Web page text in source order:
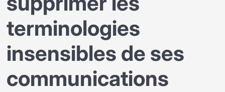
terminologies
insensibles de ses
communications